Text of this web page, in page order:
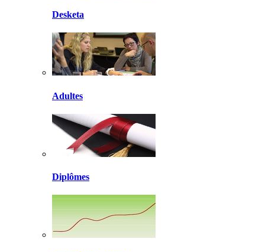
Desketa
Adultes
Diplômes